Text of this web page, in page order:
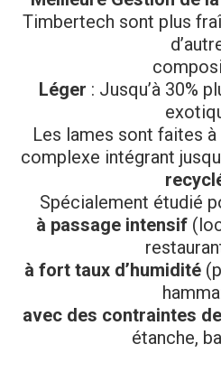
Timbertech sont plus
Léger : Jusqu’à 30%
Les lames sont faites à
complexe intégrant
Spécialement étudié
à passage intensif
à fort taux d’humidité
avec des contraintes
étanche,